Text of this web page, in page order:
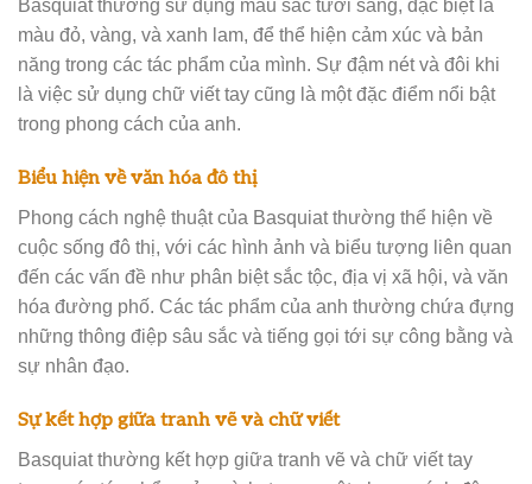
Basquiat thường sử dụng màu sắc tươi sáng, đặc biệt là
màu đỏ, vàng, và xanh lam, để thể hiện cảm xúc và bản
năng trong các tác phẩm của mình. Sự đậm nét và đôi khi
là việc sử dụng chữ viết tay cũng là một đặc điểm nổi bật
trong phong cách của anh.
Biểu hiện về văn hóa đô thị
Phong cách nghệ thuật của Basquiat thường thể hiện về
cuộc sống đô thị, với các hình ảnh và biểu tượng liên quan
đến các vấn đề như phân biệt sắc tộc, địa vị xã hội, và văn
hóa đường phố. Các tác phẩm của anh thường chứa đựng
những thông điệp sâu sắc và tiếng gọi tới sự công bằng và
sự nhân đạo.
Sự kết hợp giữa tranh vẽ và chữ viết
Basquiat thường kết hợp giữa tranh vẽ và chữ viết tay